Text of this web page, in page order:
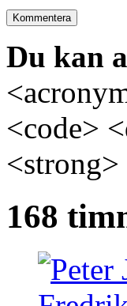
Du kan
<code>
<strong>
168